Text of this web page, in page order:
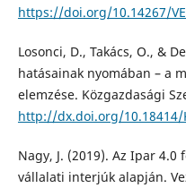
https://doi.org/10.14267/
Losonci, D., Takács, O., &
hatásainak nyomában – a
elemzése. Közgazdasági
http://dx.doi.org/10.18414/
Nagy, J. (2019). Az Ipar
vállalati interjúk alapján.